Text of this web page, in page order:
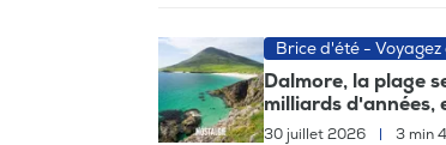
Brice d'été -
Dalmore, la plage
milliards d'années,
30 juillet 2026 3 min